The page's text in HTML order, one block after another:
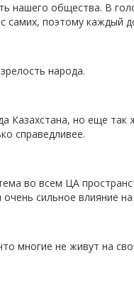
нашего общества. В
самих, поэтому каждый
народа.
Казахстана, но еще
справедливее.
во всем ЦА
сильное влияние
многие не живут на